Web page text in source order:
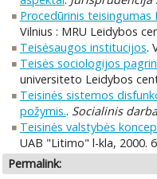
Procedūrinis
Vilnius : MRU Leidybos
Teisėsaugos institucijos.
Teisės sociologijos
universiteto Leidybos
Teisinės sistemos
požymis.. Socialinis
Teisinės valstybės
UAB "Litimo" l-kla, 2000.
Permalink: